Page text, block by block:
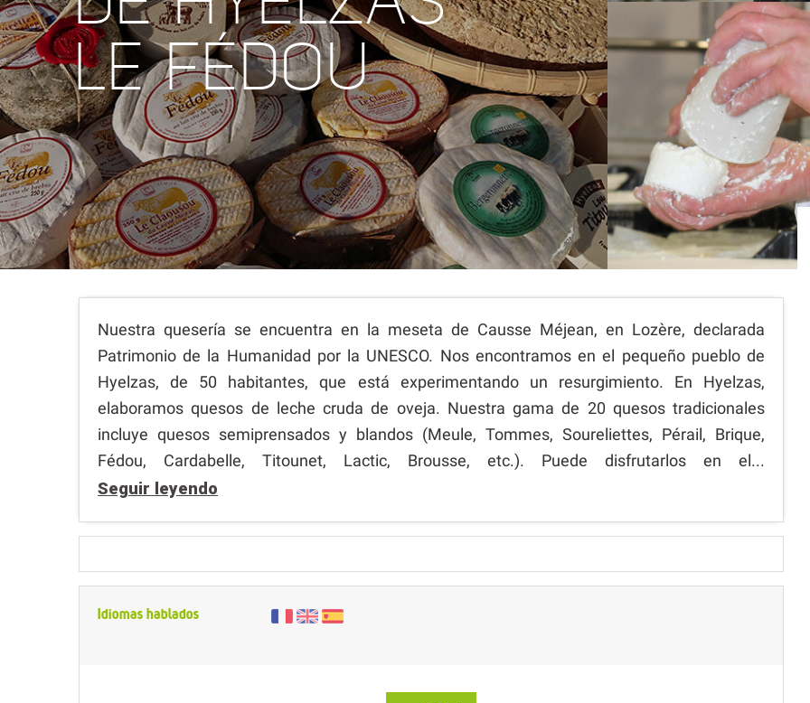
LE FÉDOU
Nuestra quesería se encuentra en la meseta de Causse Méjean, en Lozère, declarada
Patrimonio de la Humanidad por la UNESCO. Nos encontramos en el pequeño pueblo de
Hyelzas, de 50 habitantes, que está experimentando un resurgimiento. En Hyelzas,
elaboramos quesos de leche cruda de oveja. Nuestra gama de 20 quesos tradicionales
incluye quesos semiprensados y blandos (Meule, Tommes, Soureliettes, Pérail, Brique,
Fédou, Cardabelle, Titounet, Lactic, Brousse, etc.). Puede disfrutarlos en el...
Seguir leyendo
Idiomas hablados